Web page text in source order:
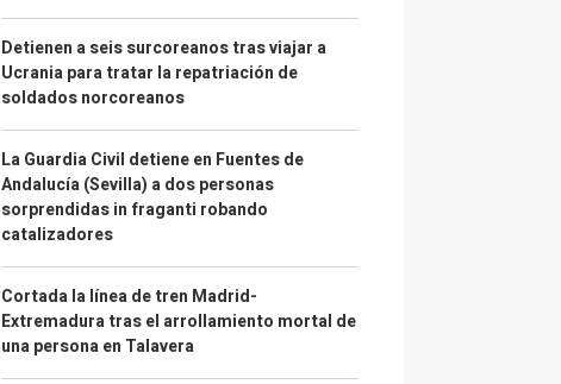
Detienen a seis surcoreanos tras viajar a
Ucrania para tratar la repatriación de
soldados norcoreanos
La Guardia Civil detiene en Fuentes de
Andalucía (Sevilla) a dos personas
sorprendidas in fraganti robando
catalizadores
Cortada la línea de tren Madrid-
Extremadura tras el arrollamiento mortal de
una persona en Talavera